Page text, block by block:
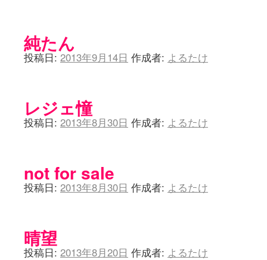
純たん
投稿日: 2013年9月14日 作成者: よるたけ
レジェ憧
投稿日: 2013年8月30日 作成者: よるたけ
not for sale
投稿日: 2013年8月30日 作成者: よるたけ
晴望
投稿日: 2013年8月20日 作成者: よるたけ